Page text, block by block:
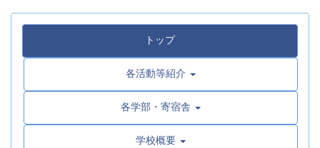
トップ
各活動等紹介
各学部・寄宿舎
学校概要